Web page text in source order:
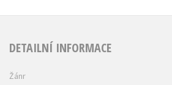
DETAILNÍ INFORMACE
Žánr